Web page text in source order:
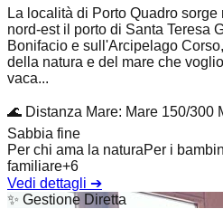
La località di Porto Quadro
nord-est il porto di Santa Teresa
Bonifacio e sull'Arcipelago
della natura e del mare che
vaca...
🌊 Distanza Mare: Mare 150/300
Sabbia fine
Per chi ama la naturaPer i
familiare+6
Vedi dettagli ➔
✨ Gestione Diretta